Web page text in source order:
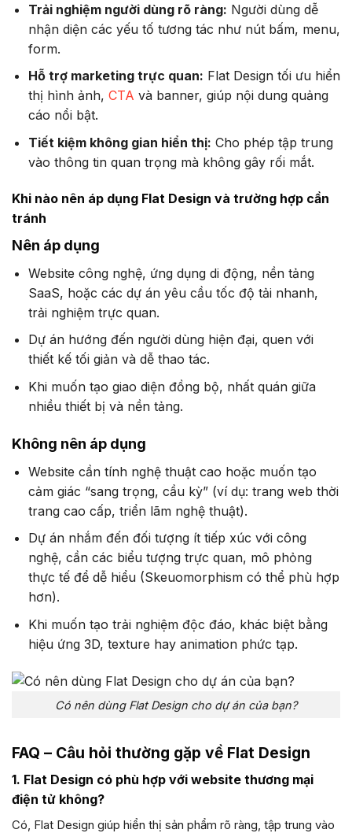
Trải nghiệm người dùng rõ ràng: Người dùng dễ
nhận diện các yếu tố tương tác như nút bấm, menu,
form.
Hỗ trợ marketing trực quan: Flat Design tối ưu hiển
thị hình ảnh, CTA và banner, giúp nội dung quảng
cáo nổi bật.
Tiết kiệm không gian hiển thị: Cho phép tập trung
vào thông tin quan trọng mà không gây rối mắt.
Khi nào nên áp dụng Flat Design và trường hợp cần
tránh
Nên áp dụng
Website công nghệ, ứng dụng di động, nền tảng
SaaS, hoặc các dự án yêu cầu tốc độ tải nhanh,
trải nghiệm trực quan.
Dự án hướng đến người dùng hiện đại, quen với
thiết kế tối giản và dễ thao tác.
Khi muốn tạo giao diện đồng bộ, nhất quán giữa
nhiều thiết bị và nền tảng.
Không nên áp dụng
Website cần tính nghệ thuật cao hoặc muốn tạo
cảm giác “sang trọng, cầu kỳ” (ví dụ: trang web thời
trang cao cấp, triển lãm nghệ thuật).
Dự án nhắm đến đối tượng ít tiếp xúc với công
nghệ, cần các biểu tượng trực quan, mô phỏng
thực tế để dễ hiểu (Skeuomorphism có thể phù hợp
hơn).
Khi muốn tạo trải nghiệm độc đáo, khác biệt bằng
hiệu ứng 3D, texture hay animation phức tạp.
Có nên dùng Flat Design cho dự án của bạn?
FAQ – Câu hỏi thường gặp về Flat Design
1. Flat Design có phù hợp với website thương mại
điện tử không?
Có, Flat Design giúp hiển thị sản phẩm rõ ràng, tập trung vào